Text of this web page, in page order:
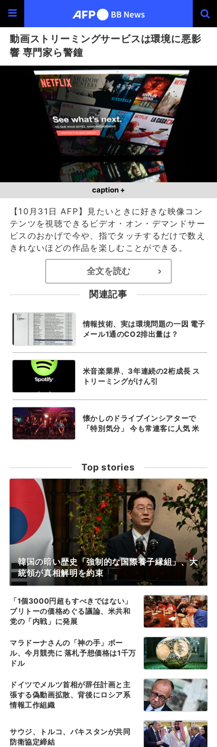
動画ストリーミングサービスは環境に悪影
響 専門家ら警鐘
caption +
【10月31日 AFP】見たいときに好きな映像コン
テンツを視聴できるビデオ・オン・デマンドサー
ビスのおかげで今や、指でタッチするだけで数え
きれないほどの作品を楽しむことができる。
全文を読む >
関連記事
情報技術、実は環境問題の一因 電子
メール1通のCO2排出量は？
米音楽業界、3年連続の2桁成長 ス
トリーミングがけん引
懐かしのドライブインシアターで
「特別気分」 今も常連客に人気 米
Top stories
韓国の暗い歴史「強制的な国際養子縁組」、大
統領が真相解明を約束
「1個3000円超もすべきではない」
ブリトーの価格めぐる議論、米共和
党の「内戦」に発展
マラドーナさんの「神の手」ボー
ル、今月競売に 落札予想価格は1千万
ドル
ドイツでメルツ首相が辞任計画と主
張する偽動画拡散、背後にロシア系
情報工作組織
サウジ、トルコ、パキスタンが共同
防衛協定締結